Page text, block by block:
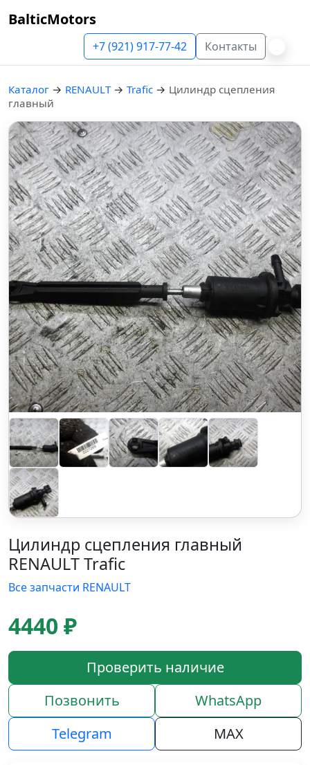
BalticMotors
+7 (921) 917-77-42 Контакты
Каталог → RENAULT → Trafic → Цилиндр сцепления
главный
Цилиндр сцепления главный
RENAULT Trafic
Все запчасти RENAULT
4440 ₽
Проверить наличие
Позвонить
WhatsApp
Telegram
MAX